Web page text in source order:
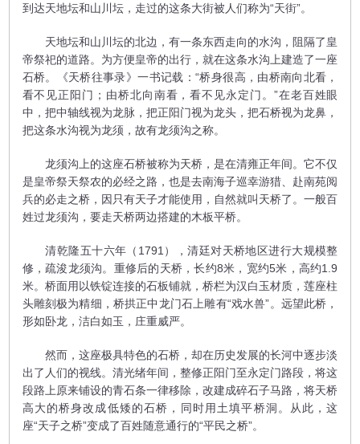
到达天地坛和山川坛，走过的这条大街被人们称为“天街”。
天地坛和山川坛的北边，有一条东西走向的水沟，阻隔了皇
帝祭祀的道路。为方便皇帝的出行，就在这条水沟上建造了一座
石桥。《天桥往事录》一书记载：“桥身很高，由桥南向北看，
看不见正阳门；由桥北向南看，看不见永定门。”在老百姓眼
中，把中轴线视为龙脉，把正阳门视为龙头，把石桥视为龙鼻，
把这条水沟视为龙须，故有龙须沟之称。
龙须沟上的这座石桥被称为天桥，是在清雍正年间。它不仅
是皇帝祭天祭农的必经之路，也是去南海子巡幸游猎、赴南苑阅
兵的必走之桥，因只有天子才能使用，自然就叫天桥了。一般百
姓过龙须沟，要走天桥两边搭建的木板平桥。
清乾隆五十六年（1791），清廷对天桥地区进行大规模整
修，疏浚龙须沟。重修后的天桥，长约8米，宽约5米，高约1.9
米。桥面用以铁锭连接的石板铺就，桥栏为汉白玉材质，莲座柱
头雕刻极为精细，桥拱正中龙门石上雕有“戏水兽”。远望此桥，
形如卧龙，洁白如玉，庄重威严。
然而，这座极具特色的石桥，却在历史发展的长河中逐步淡
出了人们的视线。清光绪年间，整修正阳门至永定门路段，将这
段路上原来铺设的青石条一律移除，改建成碎石子马路，将天桥
高大的桥身改成低矮的石桥，同时用土填平桥洞。从此，这
座“天子之桥”变成了百姓随意通行的“平民之桥”。